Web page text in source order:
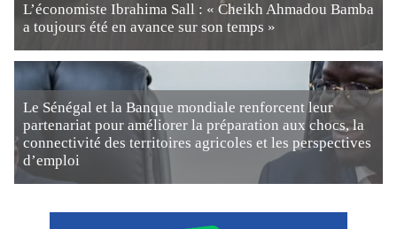
L’économiste Ibrahima Sall : « Cheikh Ahmadou Bamba
a toujours été en avance sur son temps »
Le Sénégal et la Banque mondiale renforcent leur
partenariat pour améliorer la préparation aux chocs, la
connectivité des territoires agricoles et les perspectives
d’emploi